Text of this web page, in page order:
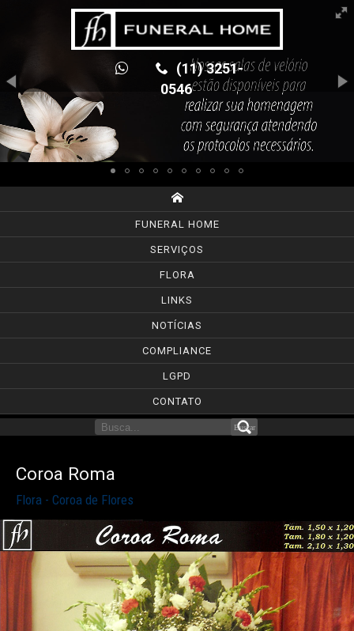
(11) 3251-
0546
FUNERAL HOME
SERVIÇOS
FLORA
LINKS
NOTÍCIAS
COMPLIANCE
LGPD
CONTATO
Coroa Roma
Flora - Coroa de Flores